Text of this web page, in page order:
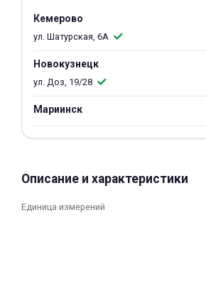
Кемерово
ул. Шатурская, 6А
Новокузнецк
ул. Доз, 19/28
Мариинск
Описание и характеристики
Единица измерений
недели
Остались вопросы?